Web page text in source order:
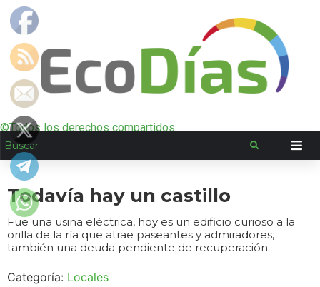
©Todos los derechos compartidos
Todavía hay un castillo
Fue una usina eléctrica, hoy es un edificio curioso a la
orilla de la ría que atrae paseantes y admiradores,
también una deuda pendiente de recuperación.
Categoría: Locales